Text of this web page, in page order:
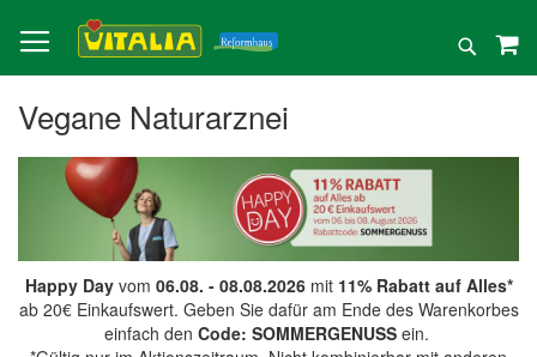
zum
Inhalt
Suche
Vegane Naturarznei
Happy Dayvom 06.08. - 08.08.2026mit 11% Rabatt auf Alles*
ab 20€ Einkaufswert. Geben Sie dafür am Ende des Warenkorbes
einfach den Code: SOMMERGENUSSein.